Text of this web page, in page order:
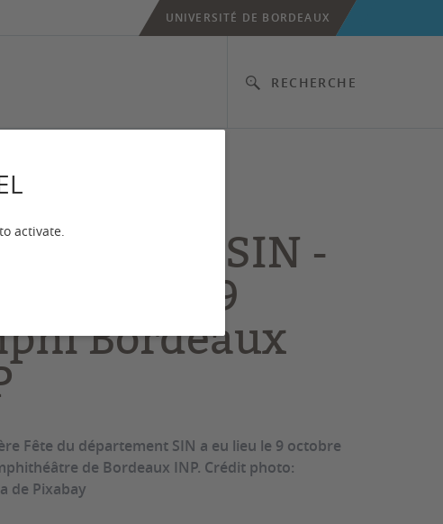
activate.
RECHERCHE
UNIVERSITÉ DE BORDEAUX
du
SIN -
2019
Bordeaux
Fête du département SIN a eu lieu le 9 octobre
de Bordeaux INP. Crédit photo:
de Pixabay